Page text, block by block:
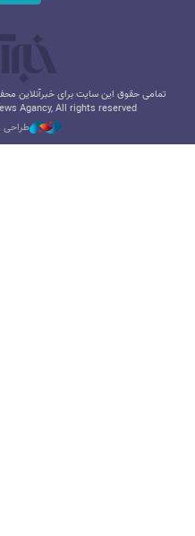
تمامی حقوق این سایت برای خبرآنلاین
Agancy, All rights reserved
طراحی